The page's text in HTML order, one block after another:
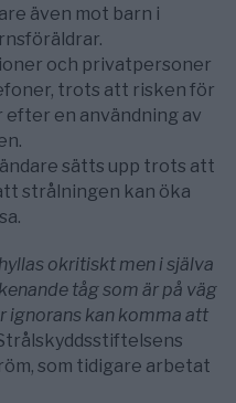
även mot barn i
och privatpersoner
trots att risken för
en användning av
sätts upp trots att
strålningen kan öka
okritiskt men i själva
tåg som är på väg
ignorans kan komma att
som tidigare arbetat